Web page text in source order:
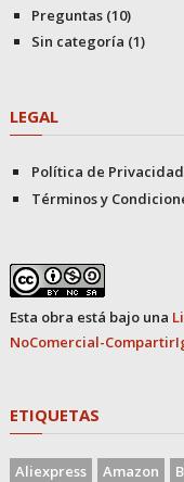
Preguntas(10)
Sin categoría (1)
LEGAL
Política de Privacidad
Términos y
Esta obra está bajo una
NoComercial-
ETIQUETAS
Aliexpress Amazon